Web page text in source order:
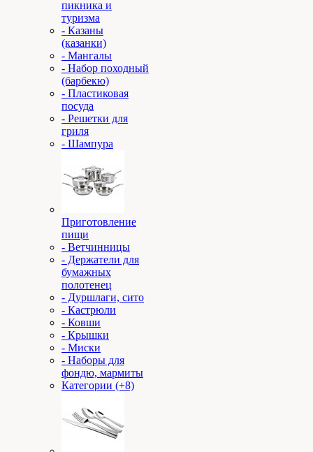
пикника и
туризма
- Казаны
(казанки)
- Мангалы
- Набор походный
(барбекю)
- Пластиковая
посуда
- Решетки для
гриля
- Шампура
Приготовление
пищи
- Ветчинницы
- Держатели для
бумажных
полотенец
- Дуршлаги, сито
- Кастрюли
- Ковши
- Крышки
- Миски
- Наборы для
фондю, мармиты
Категории (+8)